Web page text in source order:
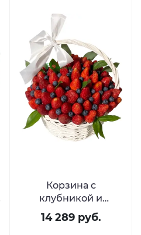
Корзина с
клубникой и
голубикой «Ягодное
созвездие»
14 289 руб.